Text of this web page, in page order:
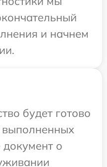
и начнем
будет готово
выполненных
о